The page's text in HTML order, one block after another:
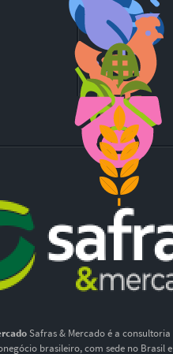
Safras & Mercado é a consultoria
brasileiro, com sede no Brasil e